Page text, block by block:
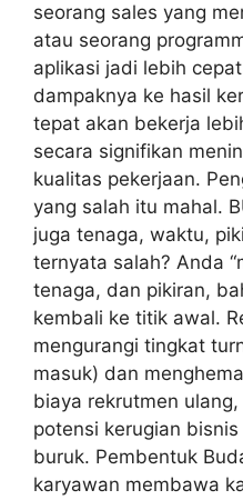
seorang sales yang
atau seorang
aplikasi jadi lebih
dampaknya ke hasil
tepat akan bekerja
secara signifikan
kualitas pekerjaan.
yang salah itu mahal.
juga tenaga, waktu,
ternyata salah? Anda
tenaga, dan pikiran,
kembali ke titik awal.
mengurangi tingkat
masuk) dan
biaya rekrutmen
potensi kerugian
buruk. Pembentuk
karyawan membawa